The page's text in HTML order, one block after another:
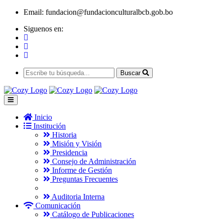
Email: fundacion@fundacionculturalbcb.gob.bo
Siguenos en:
Buscar
Inicio
Institución
Historia
Misión y Visión
Presidencia
Consejo de Administración
Informe de Gestión
Preguntas Frecuentes
Auditoria Interna
Comunicación
Catálogo de Publicaciones